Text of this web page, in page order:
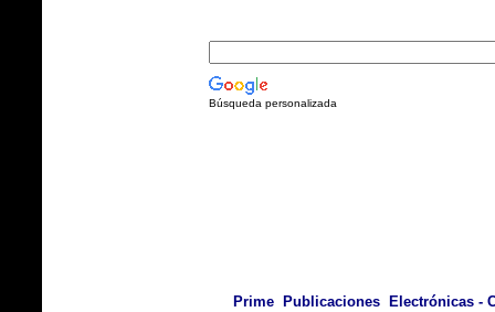
Búsqueda personalizada
Prime Publicaciones Electrónicas -